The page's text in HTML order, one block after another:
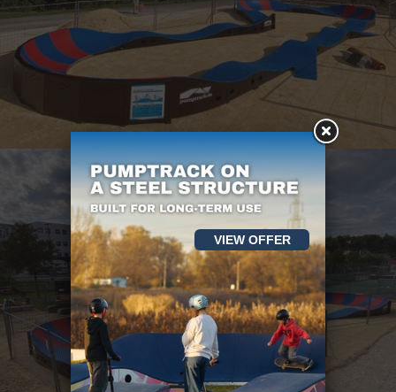
VIEW OFFER